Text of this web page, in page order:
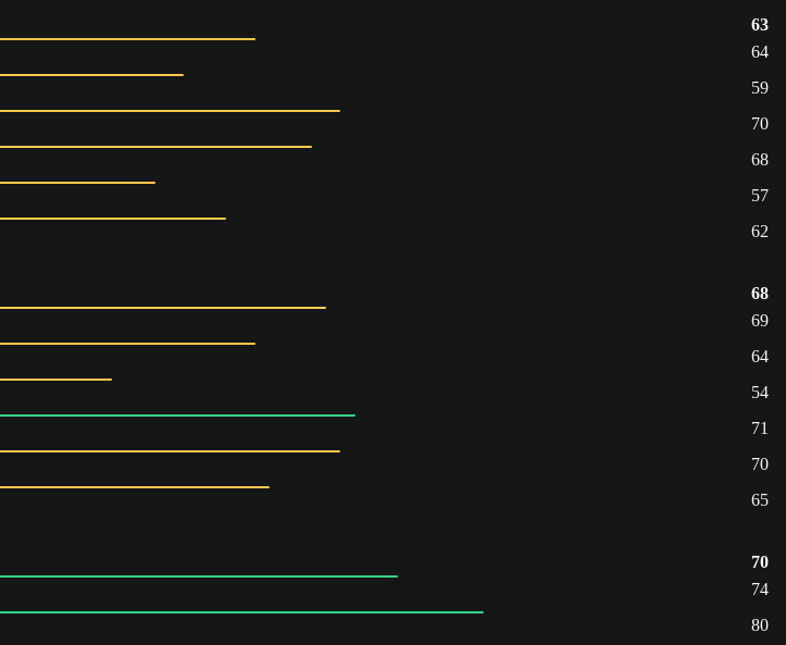
63
64
59
70
68
57
62
68
69
64
54
71
70
65
70
74
80